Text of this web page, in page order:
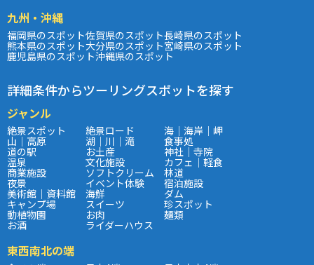
九州・沖縄
福岡県のスポット佐賀県のスポット長崎県のスポット
熊本県のスポット大分県のスポット宮崎県のスポット
鹿児島県のスポット沖縄県のスポット
詳細条件からツーリングスポットを探す
ジャンル
絶景スポット 絶景ロード 海｜海岸｜岬
山｜高原 湖｜川｜滝 食事処
道の駅 お土産 神社｜寺院
温泉 文化施設 カフェ｜軽食
商業施設 ソフトクリーム 林道
夜景 イベント体験 宿泊施設
美術館｜資料館 海鮮 ダム
キャンプ場 スイーツ 珍スポット
動植物園 お肉 麺類
お酒 ライダーハウス
東西南北の端